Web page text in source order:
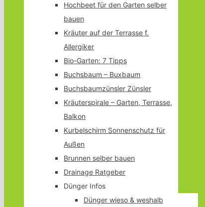
Hochbeet für den Garten selber
bauen
Kräuter auf der Terrasse f.
Allergiker
Bio-Garten: 7 Tipps
Buchsbaum – Buxbaum
Buchsbaumzünsler Zünsler
Kräuterspirale – Garten, Terrasse,
Balkon
Kurbelschirm Sonnenschutz für
Außen
Brunnen selber bauen
Drainage Ratgeber
Dünger Infos
Dünger wieso & weshalb